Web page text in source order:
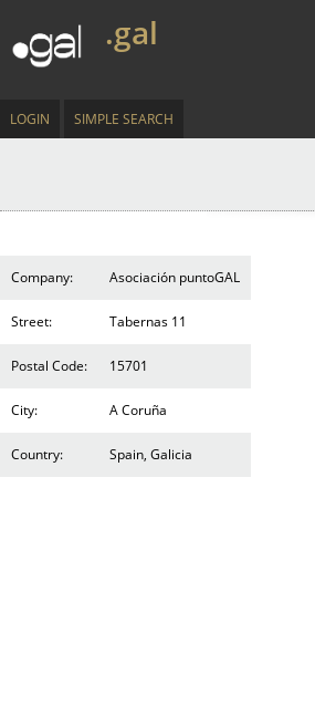
.gal
LOGIN SIMPLE SEARCH
Company: Asociación puntoGAL
Street: Tabernas 11
Postal Code: 15701
City: A Coruña
Country: Spain, Galicia